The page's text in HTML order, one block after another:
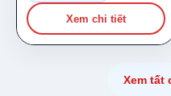
Xem chi tiết
Xem tất